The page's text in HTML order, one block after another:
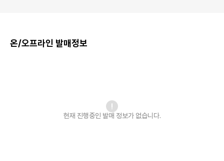
온/오프라인 발매정보
현재 진행중인 발매 정보가 없습니다.